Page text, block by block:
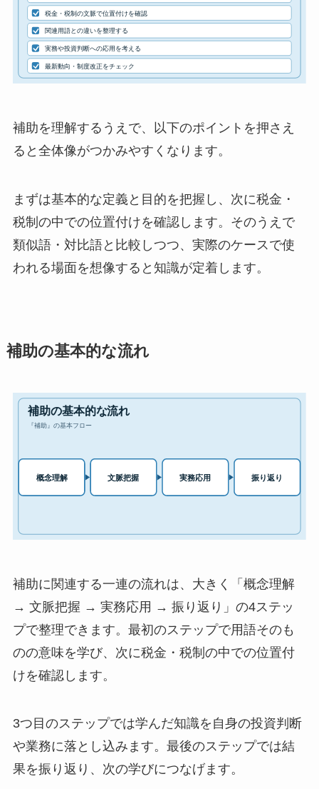
補助を理解するうえで、以下のポイントを押さえ
ると全体像がつかみやすくなります。
まずは基本的な定義と目的を把握し、次に税金・
税制の中での位置付けを確認します。そのうえで
類似語・対比語と比較しつつ、実際のケースで使
われる場面を想像すると知識が定着します。
補助の基本的な流れ
補助に関連する一連の流れは、大きく「概念理解
→ 文脈把握 → 実務応用 → 振り返り」の4ステッ
プで整理できます。最初のステップで用語そのも
のの意味を学び、次に税金・税制の中での位置付
けを確認します。
3つ目のステップでは学んだ知識を自身の投資判断
や業務に落とし込みます。最後のステップでは結
果を振り返り、次の学びにつなげます。